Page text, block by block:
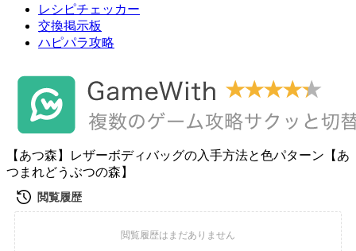
レシピチェッカー
交換掲示板
ハピパラ攻略
【あつ森】レザーボディバッグの入手方法と色パターン【あ
つまれどうぶつの森】